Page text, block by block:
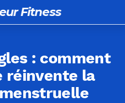
Fitness
: comment
réinvente la